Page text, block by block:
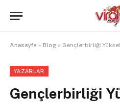
Anasayfa » Blog » Gençlerbirliği
YAZARLAR
Gençlerbirliği